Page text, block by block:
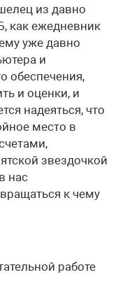
из давно
как ежедневник
уже давно
и
обеспечения,
и оценки, и
надеяться, что
место в
звездочкой
нас
к чему
работе